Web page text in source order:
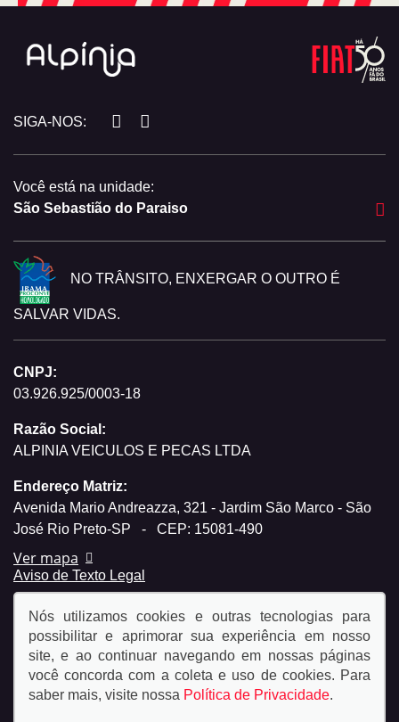
SIGA-NOS:
Você está na unidade:
São Sebastião do Paraiso
NO TRÂNSITO, ENXERGAR O OUTRO É
SALVAR VIDAS.
CNPJ:
03.926.925/0003-18
Razão Social:
ALPINIA VEICULOS E PECAS LTDA
Endereço Matriz:
Avenida Mario Andreazza, 321 - Jardim São Marco - São
José Rio Preto-SP
- CEP: 15081-490
Ver mapa
Aviso de Texto Legal
© Copyright 2026
Nós utilizamos cookies e outras tecnologias para
possibilitar e aprimorar sua experiência em nosso
site, e ao continuar navegando em nossas páginas
você concorda com a coleta e uso de cookies. Para
saber mais, visite nossa Política de Privacidade.